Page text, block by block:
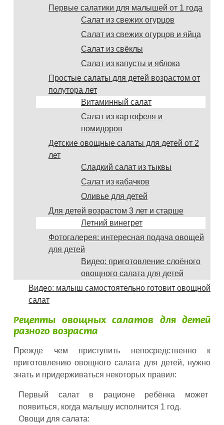
Первые салатики для малышей от 1 года
Салат из свежих огурцов
Салат из свежих огурцов и яйца
Салат из свёклы
Салат из капусты и яблока
Простые салаты для детей возрастом от
полутора лет
Витаминный салат
Салат из картофеля и
помидоров
Детские овощные салаты для детей от 2
лет
Сладкий салат из тыквы
Салат из кабачков
Оливье для детей
Для детей возрастом 3 лет и старше
Летний винегрет
Фотогалерея: интересная подача овощей
для детей
Видео: приготовление слоёного
овощного салата для детей
Видео: малыш самостоятельно готовит овощной
салат
Рецепты овощных салатов для детей
разного возраста
Прежде чем приступить непосредственно к
приготовлению овощного салата для детей, нужно
знать и придерживаться некоторых правил:
Первый салат в рационе ребёнка может
появиться, когда малышу исполнится 1 год.
Овощи для салата: